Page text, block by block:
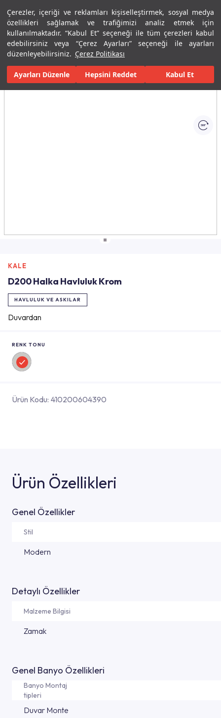
Çerezler, içeriği ve reklamları kişiselleştirmek, sosyal medya
özellikleri sağlamak ve trafiğimizi analiz etmek için
kullanılmaktadır. “Kabul Et” seçeneği ile tüm çerezleri kabul
edebilirsiniz veya “Çerez Ayarları” seçeneği ile ayarları
düzenleyebilirsiniz. Çerez Politikası
Ayarları Düzenle Hepsini Reddet Kabul Et
Menü Menü
Ana Sayfa Banyolar Banyo Aksesuarları Havluluk ve Askılar
Tüm Görseller(1)
KALE
D200 Halka Havluluk Krom
HAVLULUK VE ASKILAR
Duvardan
RENK TONU
Ürün Kodu: 410200604390
Ürün Özellikleri
Genel Özellikler
Stil
Modern
Detaylı Özellikler
Malzeme Bilgisi
Zamak
Genel Banyo Özellikleri
Banyo Montaj
tipleri
Duvar Monte